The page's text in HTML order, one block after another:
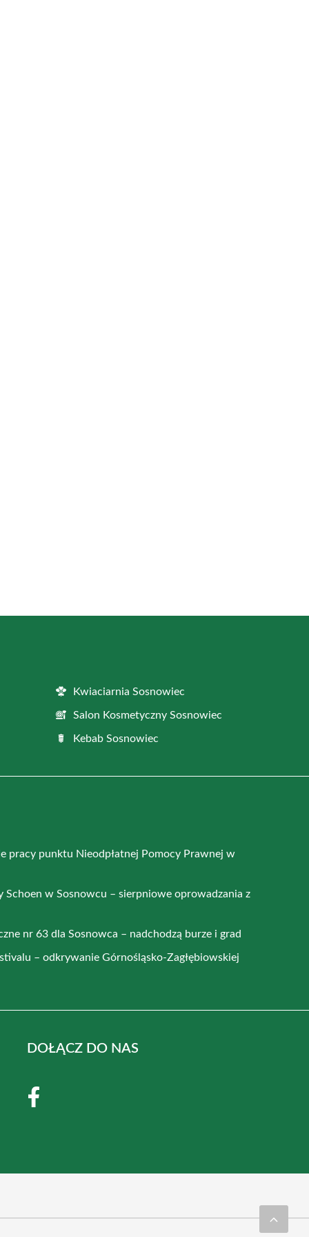
Kwiaciarnia Sosnowiec
Salon Kosmetyczny Sosnowiec
Kebab Sosnowiec
pracy punktu Nieodpłatnej Pomocy Prawnej w
Schoen w Sosnowcu – sierpniowe oprowadzania z
nr 63 dla Sosnowca – nadchodzą burze i grad
– odkrywanie Górnośląsko-Zagłębiowskiej
DOŁĄCZ DO NAS